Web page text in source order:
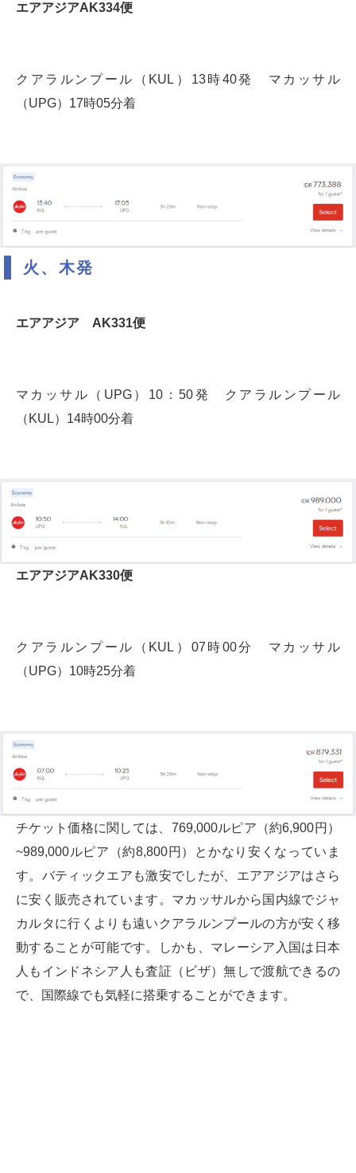
エアアジアAK334便
クアラルンプール（KUL）13時40発 マカッサル
（UPG）17時05分着
火、木発
エアアジア AK331便
マカッサル（UPG）10：50発 クアラルンプール
（KUL）14時00分着
エアアジアAK330便
クアラルンプール（KUL）07時00分 マカッサル
（UPG）10時25分着
チケット価格に関しては、769,000ルピア（約6,900円）
~989,000ルピア（約8,800円）とかなり安くなっていま
す。バティックエアも激安でしたが、エアアジアはさら
に安く販売されています。マカッサルから国内線でジャ
カルタに行くよりも遠いクアラルンプールの方が安く移
動することが可能です。しかも、マレーシア入国は日本
人もインドネシア人も査証（ビザ）無しで渡航できるの
で、国際線でも気軽に搭乗することができます。